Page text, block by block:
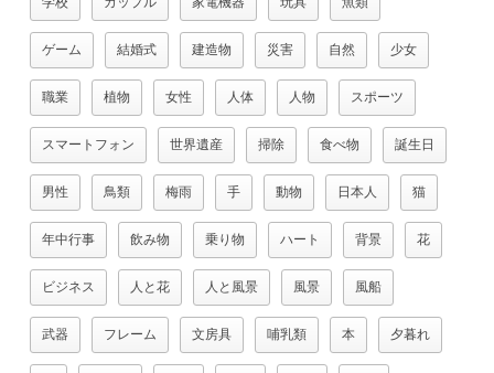
ゲーム 結婚式 建造物 災害 自然 少女
職業 植物 女性 人体 人物 スポーツ
スマートフォン 世界遺産 掃除 食べ物 誕生日
男性 鳥類 梅雨 手 動物 日本人 猫
年中行事 飲み物 乗り物 ハート 背景 花
ビジネス 人と花 人と風景 風景 風船
武器 フレーム 文房具 哺乳類 本 夕暮れ